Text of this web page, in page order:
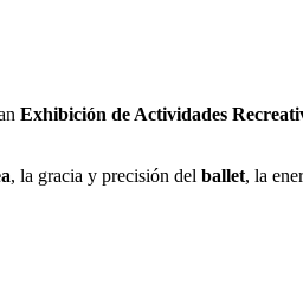
Exhibición de Actividades
, la gracia y precisión del ballet, la